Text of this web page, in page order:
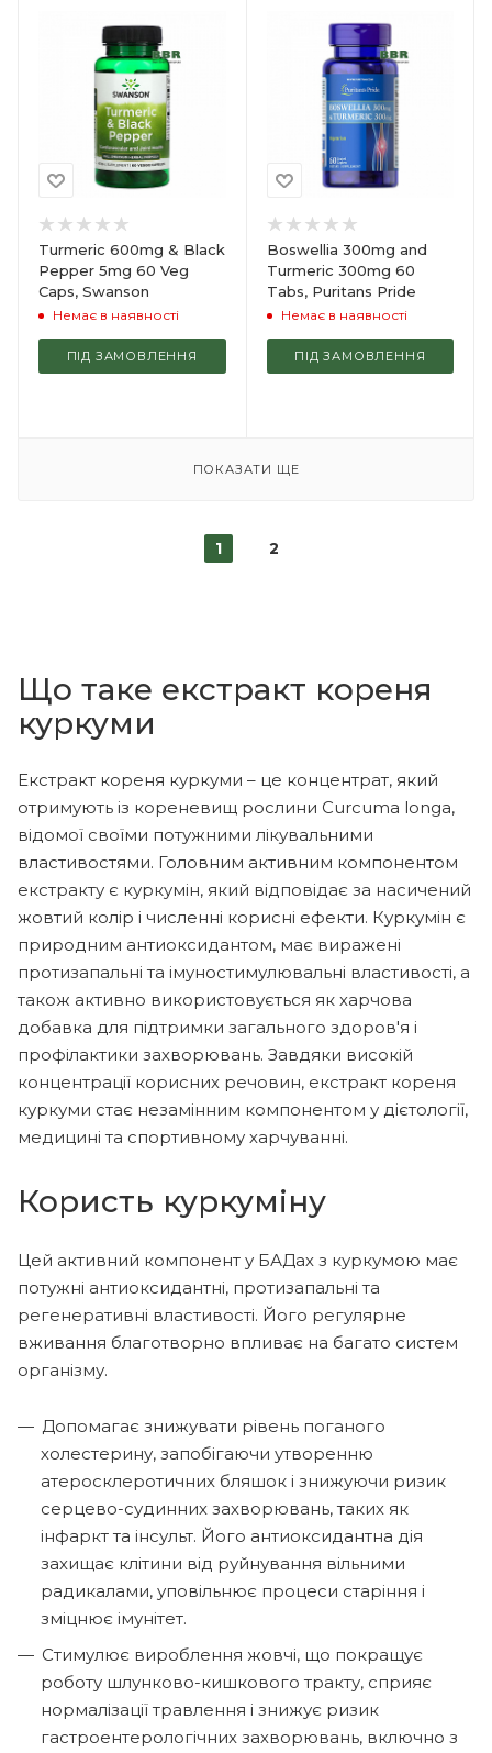
Turmeric 600mg & Black
Pepper 5mg 60 Veg
Caps, Swanson
Немає в наявності
ПІД ЗАМОВЛЕННЯ
Boswellia 300mg and
Turmeric 300mg 60
Tabs, Puritans Pride
Немає в наявності
ПІД ЗАМОВЛЕННЯ
ПОКАЗАТИ ЩЕ
1 2
Що таке екстракт кореня
куркуми
Екстракт кореня куркуми – це концентрат, який
отримують із кореневищ рослини Curcuma longa,
відомої своїми потужними лікувальними
властивостями. Головним активним компонентом
екстракту є куркумін, який відповідає за насичений
жовтий колір і численні корисні ефекти. Куркумін є
природним антиоксидантом, має виражені
протизапальні та імуностимулювальні властивості, а
також активно використовується як харчова
добавка для підтримки загального здоров'я і
профілактики захворювань. Завдяки високій
концентрації корисних речовин, екстракт кореня
куркуми стає незамінним компонентом у дієтології,
медицині та спортивному харчуванні.
Користь куркуміну
Цей активний компонент у БАДах з куркумою має
потужні антиоксидантні, протизапальні та
регенеративні властивості. Його регулярне
вживання благотворно впливає на багато систем
організму.
Допомагає знижувати рівень поганого
холестерину, запобігаючи утворенню
атеросклеротичних бляшок і знижуючи ризик
серцево-судинних захворювань, таких як
інфаркт та інсульт. Його антиоксидантна дія
захищає клітини від руйнування вільними
радикалами, уповільнює процеси старіння і
зміцнює імунітет.
Стимулює вироблення жовчі, що покращує
роботу шлунково-кишкового тракту, сприяє
нормалізації травлення і знижує ризик
гастроентерологічних захворювань, включно з